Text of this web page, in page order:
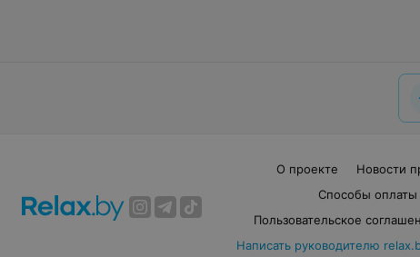
О проекте Новости
Способы оплаты
Пользовательское
Написать руководителю